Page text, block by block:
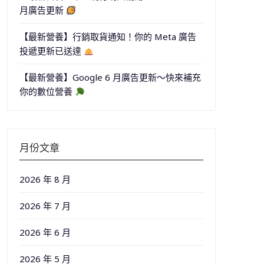
月廣告更新
【最新營養】行銷取貨通知！你的 Meta 廣告
投遞更新已送達
【最新營養】Google 6 月廣告更新～快來補充
你的數位營養
月份文章
2026 年 8 月
2026 年 7 月
2026 年 6 月
2026 年 5 月